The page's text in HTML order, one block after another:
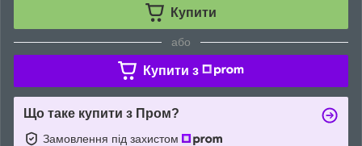
Купити
або
Купити з
Що таке купити з Пром?
Замовлення під захистом